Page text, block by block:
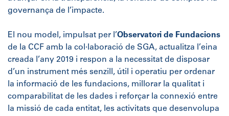
governança de l’impacte.
El nou model, impulsat per l’Observatori de Fundacions
de la CCF amb la col·laboració de SGA, actualitza l’eina
creada l’any 2019 i respon a la necessitat de disposar
d’un instrument més senzill, útil i operatiu per ordenar
la informació de les fundacions, millorar la qualitat i
comparabilitat de les dades i reforçar la connexió entre
la missió de cada entitat, les activitats que desenvolupa